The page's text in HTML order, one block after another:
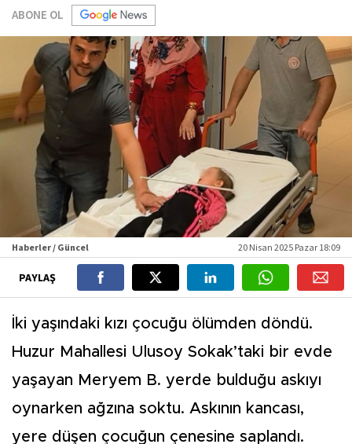
ABONE OL
Haberler / Güncel 20 Nisan 2025 Pazar 18:09
PAYLAŞ
İki yaşındaki kızı çocuğu ölümden döndü.
Huzur Mahallesi Ulusoy Sokak’taki bir evde
yaşayan Meryem B. yerde bulduğu askıyı
oynarken ağzına soktu. Askının kancası,
yere düşen çocuğun çenesine saplandı.